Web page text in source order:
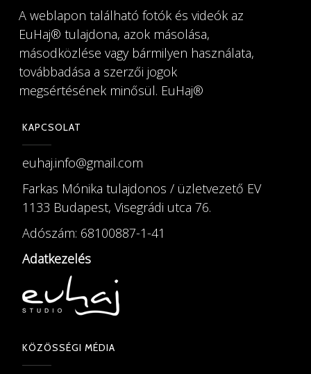
A weblapon található fotók és videók az
EuHaj®️ tulajdona, azok másolása,
másodközlése vagy bármilyen használata,
továbbadása a szerzői jogok
megsértésének minősül. EuHaj®️
KAPCSOLAT
euhaj.info@gmail.com
Farkas Mónika tulajdonos / üzletvezető EV
1133 Budapest, Visegrádi utca 76.
Adószám: 68100887-1-41
Adatkezelés
KÖZÖSSÉGI MÉDIA